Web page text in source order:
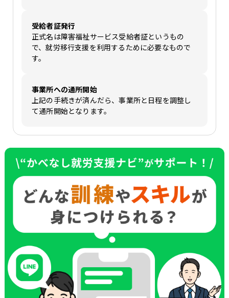
受給者証発行
正式名は障害福祉サービス受給者証というもの
で、就労移行支援を利用するために必要なもので
す。
事業所への通所開始
上記の手続きが済んだら、事業所と日程を調整し
て通所開始となります。